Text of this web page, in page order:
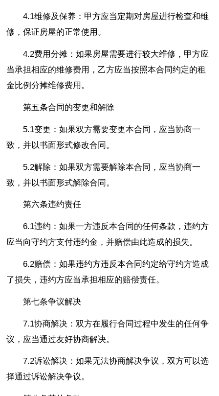
4.1维修及保养：甲方应当定期对房屋进行检查和维
修，保证房屋的正常使用。
4.2费用分摊：如果房屋需要进行较大维修，甲方应
当承担相应的维修费用，乙方应当按照本合同约定的租
金比例分摊维修费用。
第五条合同的变更和解除
5.1变更：如果双方需要变更本合同，应当协商一
致，并以书面形式修改合同。
5.2解除：如果双方需要解除本合同，应当协商一
致，并以书面形式解除合同。
第六条违约责任
6.1违约：如果一方违反本合同的任何条款，违约方
应当向守约方支付违约金，并赔偿由此造成的损失。
6.2赔偿：如果违约方违反本合同约定给守约方造成
了损失，违约方应当承担相应的赔偿责任。
第七条争议解决
7.1协商解决：双方在履行合同过程中发生的任何争
议，应当通过友好协商解决。
7.2诉讼解决：如果无法协商解决争议，双方可以选
择通过诉讼解决争议。